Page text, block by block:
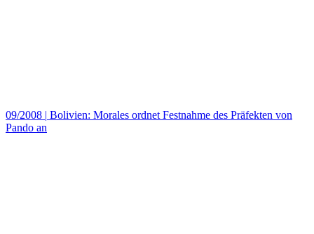
09/2008 | Bolivien: Morales ordnet Festnahme des Präfekten von
Pando an